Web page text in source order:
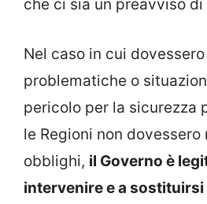
che ci sia un preavviso di
Nel caso in cui
problematiche o
pericolo per la sicurezza
le Regioni non
obblighi, il Governo è
intervenire e a sostituirsi